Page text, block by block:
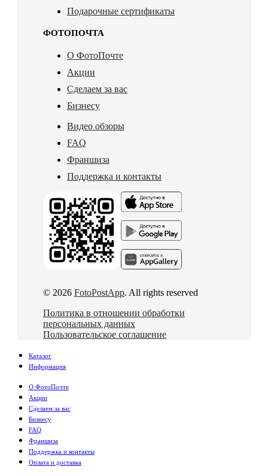
Подарочные сертификаты
ФОТОПОЧТА
О ФотоПочте
Акции
Сделаем за вас
Бизнесу
Видео обзоры
FAQ
Франшиза
Поддержка и контакты
© 2026 FotoPostApp. All rights reserved
Политика в отношении обработки
персональных данных
Пользовательское соглашение
Каталог
Информация
О ФотоПочте
Акции
Сделаем за вас
Бизнесу
FAQ
Франшиза
Поддержка и контакты
Оплата и доставка